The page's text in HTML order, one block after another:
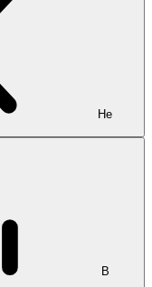
Не
В